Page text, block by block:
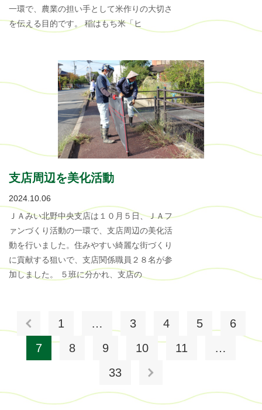
一環で、農業の担い手として米作りの大切さ
を伝える目的です。 稲はもち米「ヒ
支店周辺を美化活動
2024.10.06
ＪＡみい北野中央支店は１０月５日、ＪＡフ
ァンづくり活動の一環で、支店周辺の美化活
動を行いました。住みやすい綺麗な街づくり
に貢献する狙いで、支店関係職員２８名が参
加しました。 ５班に分かれ、支店の
1 … 3 4 5
6
7
8 9 10 11
…
33